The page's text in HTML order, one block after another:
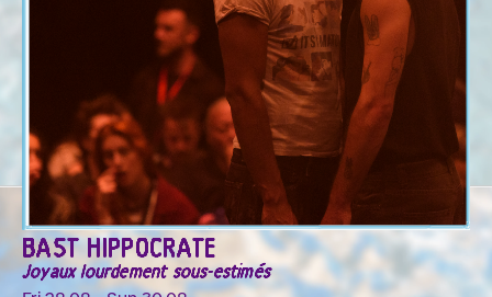
BAST HIPPOCRATE
Joyaux lourdement sous-estimés